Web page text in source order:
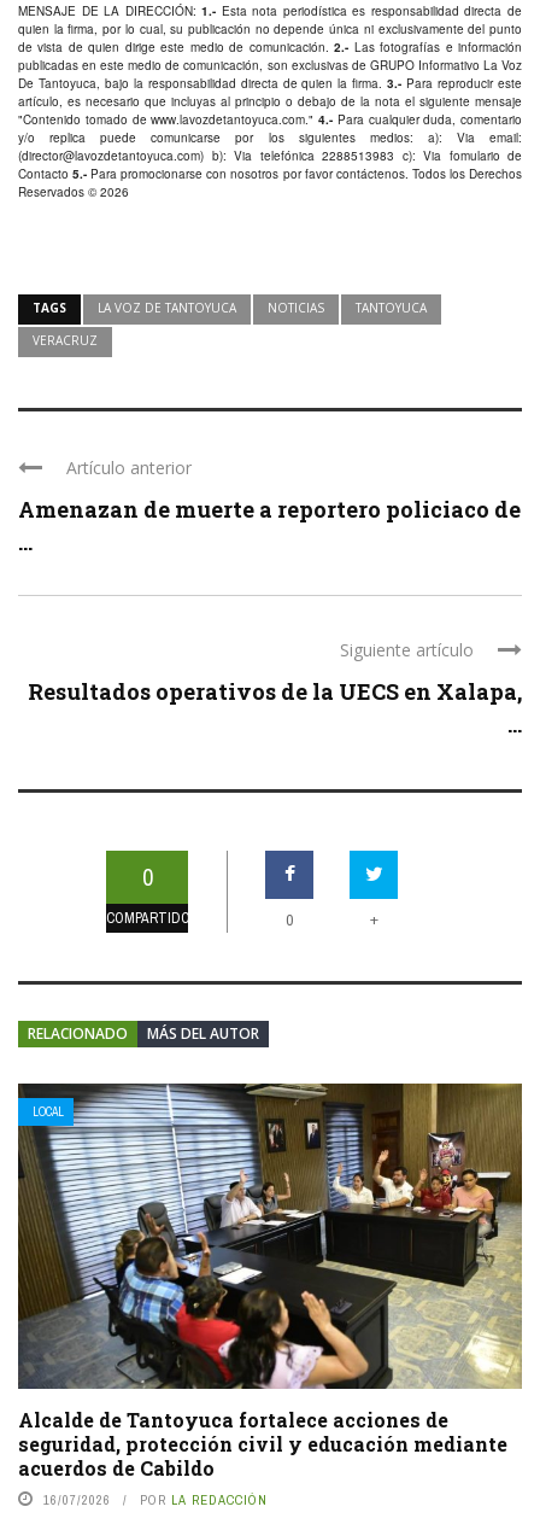
MENSAJE DE LA DIRECCIÓN:1.- Esta nota periodística es responsabilidad directa de
quien la firma, por lo cual, su publicación no depende única ni exclusivamente del punto
de vista de quien dirige este medio de comunicación.2.- Las fotografías e información
publicadas en este medio de comunicación, son exclusivas de GRUPO Informativo La Voz
De Tantoyuca, bajo la responsabilidad directa de quien la firma.3.- Para reproducir este
artículo, es necesario que incluyas al principio o debajo de la nota el siguiente mensaje
"Contenido tomado dewww.lavozdetantoyuca.com ." 4.- Para cualquier duda, comentario
y/o replica puede comunicarse por los siguientes medios: a): Via email:
(director@lavozdetantoyuca.com) b): Via telefónica 2288513983 c): Via fomulario de
Contacto 5.- Para promocionarse con nosotros por favorcontáctenos. Todos los Derechos
Reservados © 2026
TAGS LA VOZ DE TANTOYUCA NOTICIAS
TANTOYUCA
VERACRUZ
Artículo anterior
Amenazan de muerte a reportero policiaco de
...
Siguiente artículo
Resultados operativos de la UECS en Xalapa,
...
0
COMPARTIDOS 0 +
RELACIONADO MÁS DEL AUTOR
LOCAL
Alcalde de Tantoyuca fortalece acciones de
seguridad, protección civil y educación mediante
acuerdos de Cabildo
16/07/2026 POR LA REDACCIÓN